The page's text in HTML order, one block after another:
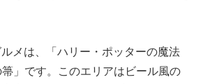
メは、「ハリー・ポッターの魔法
」です。このエリアはビール風の